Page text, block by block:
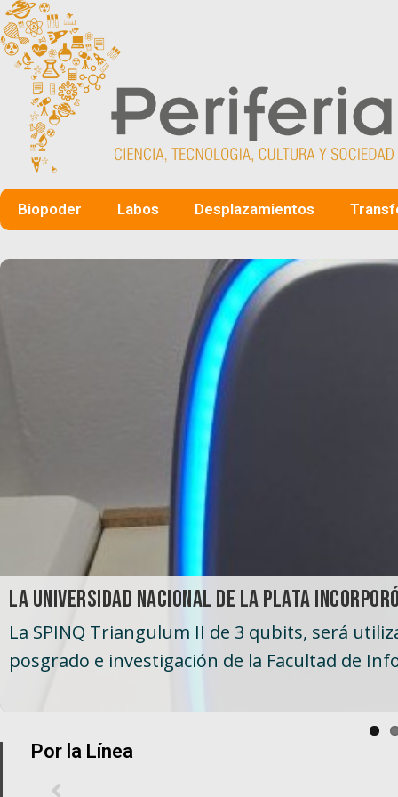
Biopoder Labos Desplazamientos
por las implicancias sanitarias para la
La Universidad Nacional de La Plata
La SPINQ Triangulum II de 3 qubits, será
Por la Línea